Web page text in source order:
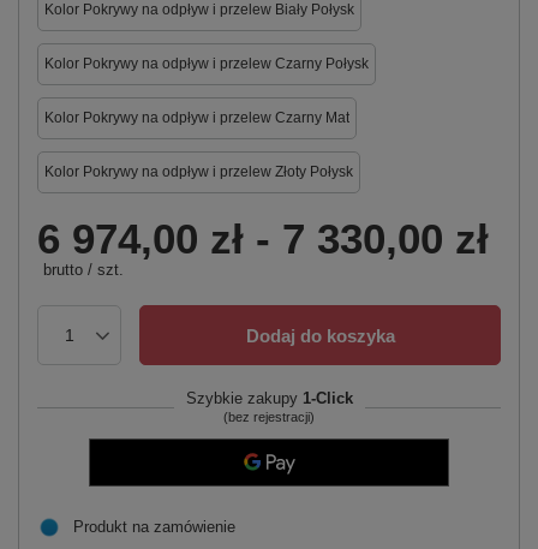
Kolor Pokrywy na odpływ i przelew Biały Połysk
Kolor Pokrywy na odpływ i przelew Czarny Połysk
Kolor Pokrywy na odpływ i przelew Czarny Mat
Kolor Pokrywy na odpływ i przelew Złoty Połysk
6 974,00 zł - 7 330,00 zł
brutto / szt.
Dodaj do koszyka
Szybkie zakupy 1-Click
(bez rejestracji)
Produkt na zamówienie